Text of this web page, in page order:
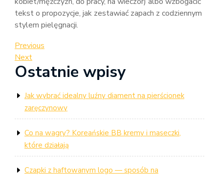
tekst o propozycje, jak zestawiać zapach z codziennym
stylem pielęgnacji.
Nawigacja
wpisu
Previous
Post
Previous
Next
Post
Next
Ostatnie wpisy
Jak wybrać idealny luźny diament na pierścionek
zaręczynowy
Co na wagry? Koreańskie BB kremy i maseczki,
które działają
Czapki z haftowanym logo — sposób na